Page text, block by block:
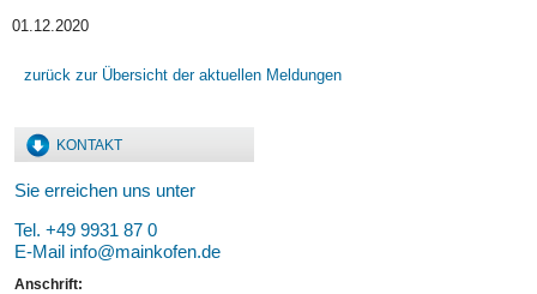
01.12.2020
zurück zur Übersicht der aktuellen Meldungen
KONTAKT
Sie erreichen uns unter
Tel. +49 9931 87 0
E-Mail info@mainkofen.de
Anschrift: